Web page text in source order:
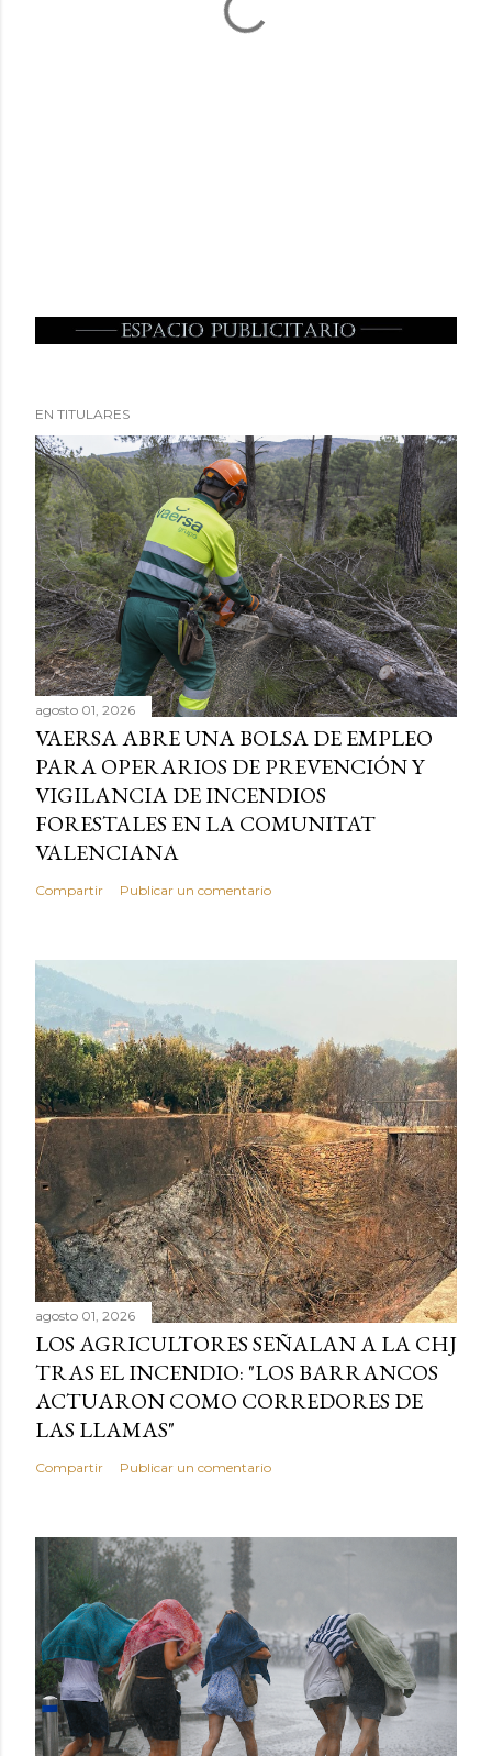
EN TITULARES
agosto 01, 2026
VAERSA ABRE UNA BOLSA DE EMPLEO
PARA OPERARIOS DE PREVENCIÓN Y
VIGILANCIA DE INCENDIOS
FORESTALES EN LA COMUNITAT
VALENCIANA
Compartir Publicar un comentario
agosto 01, 2026
LOS AGRICULTORES SEÑALAN A LA CHJ
TRAS EL INCENDIO: "LOS BARRANCOS
ACTUARON COMO CORREDORES DE
LAS LLAMAS"
Compartir Publicar un comentario